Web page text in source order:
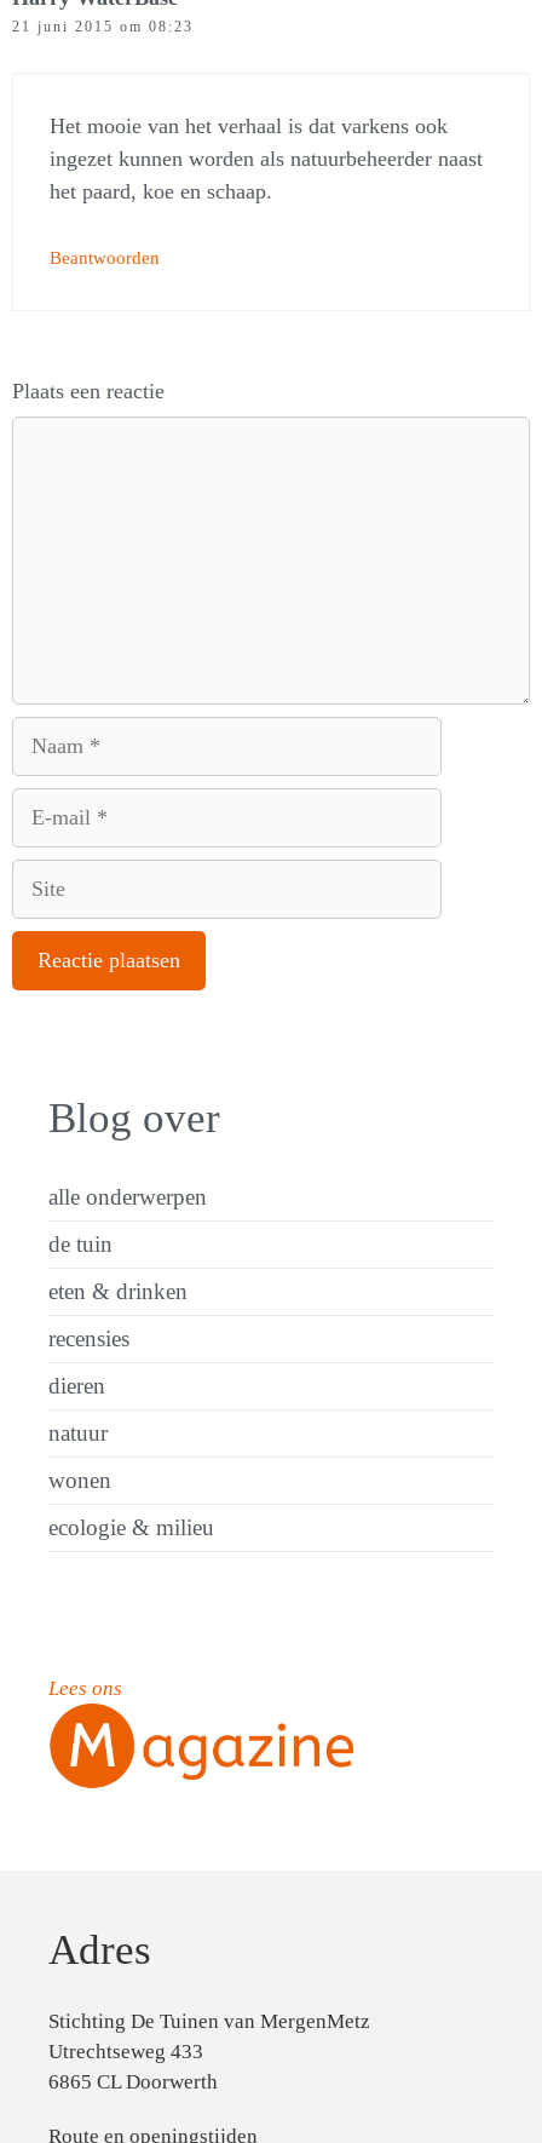
21 juni 2015 om 08:23
Het mooie van het verhaal is dat varkens ook
ingezet kunnen worden als natuurbeheerder naast
het paard, koe en schaap.
Beantwoorden
Plaats een reactie
Blog over
alle onderwerpen
de tuin
eten & drinken
recensies
dieren
natuur
wonen
ecologie & milieu
Lees ons
Adres
Stichting De Tuinen van MergenMetz
Utrechtseweg 433
6865 CL Doorwerth
Route en openingstijden